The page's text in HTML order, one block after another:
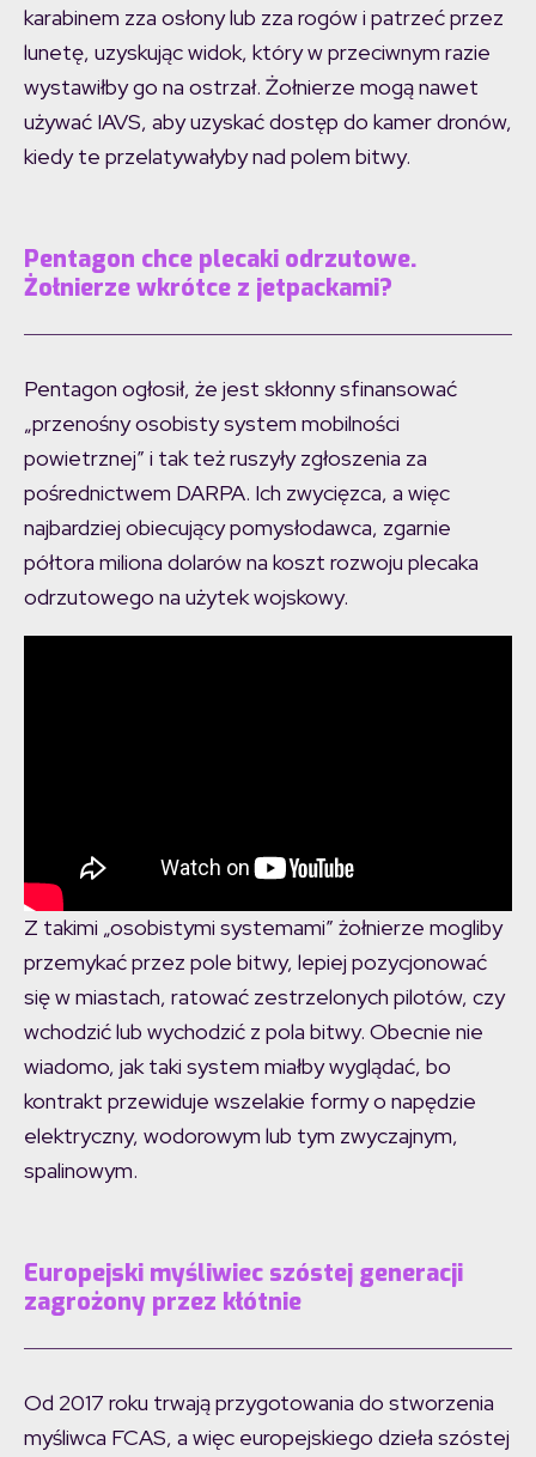
karabinem zza osłony lub zza rogów i patrzeć przez
lunetę, uzyskując widok, który w przeciwnym razie
wystawiłby go na ostrzał. Żołnierze mogą nawet
używać IAVS, aby uzyskać dostęp do kamer dronów,
kiedy te przelatywałyby nad polem bitwy.
Pentagon chce plecaki odrzutowe.
Żołnierze wkrótce z jetpackami?
Pentagon ogłosił, że jest skłonny sfinansować
„przenośny osobisty system mobilności
powietrznej” i tak też ruszyły zgłoszenia za
pośrednictwem DARPA. Ich zwycięzca, a więc
najbardziej obiecujący pomysłodawca, zgarnie
półtora miliona dolarów na koszt rozwoju plecaka
odrzutowego na użytek wojskowy.
Z takimi „osobistymi systemami” żołnierze mogliby
przemykać przez pole bitwy, lepiej pozycjonować
się w miastach, ratować zestrzelonych pilotów, czy
wchodzić lub wychodzić z pola bitwy. Obecnie nie
wiadomo, jak taki system miałby wyglądać, bo
kontrakt przewiduje wszelakie formy o napędzie
elektryczny, wodorowym lub tym zwyczajnym,
spalinowym.
Europejski myśliwiec szóstej generacji
zagrożony przez kłótnie
Od 2017 roku trwają przygotowania do stworzenia
myśliwca FCAS, a więc europejskiego dzieła szóstej